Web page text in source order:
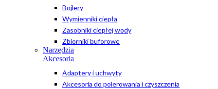
Bojlery
Wymienniki ciepła
Zasobniki ciepłej wody
Zbiorniki buforowe
Narzędzia
Akcesoria
Adaptery i uchwyty
Akcesoria do polerowania i czyszczenia